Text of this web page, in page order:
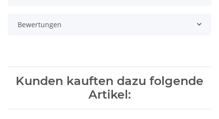
Bewertungen
Kunden kauften dazu folgende
Artikel: